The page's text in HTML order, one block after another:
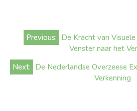
Bericht
navigatie
Previous: De Kracht van
Venster naar het
Next: De Nederlandse Overzeese
Verkenning